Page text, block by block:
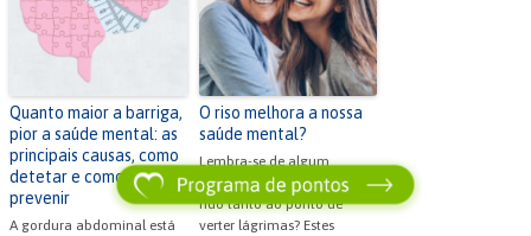
Quanto maior a barriga,
pior a saúde mental: as
principais causas, como
detetar e como
prevenir
A gordura abdominal está
O riso melhora a nossa
saúde mental?
Lembra-se de algum
momento em que tenha
rido tanto ao ponto de
verter lágrimas? Estes